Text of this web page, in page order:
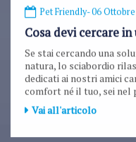
Pet Friendly- 06
Cosa devi cercare
Se stai cercando una
natura, lo sciabordio
dedicati ai nostri amici
comfort né il tuo, sei nel
Vai all'articolo